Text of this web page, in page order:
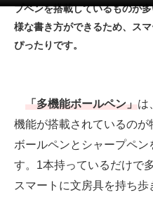
生活家電
空調・季節家電
メディア
プペンを搭載しているものが
様な書き方ができるため、ス
ぴったりです。
「多機能ボールペン」は
機能が搭載されているの
ボールペンとシャープペ
す。1本持っているだけで
スマートに文房具を持ち歩